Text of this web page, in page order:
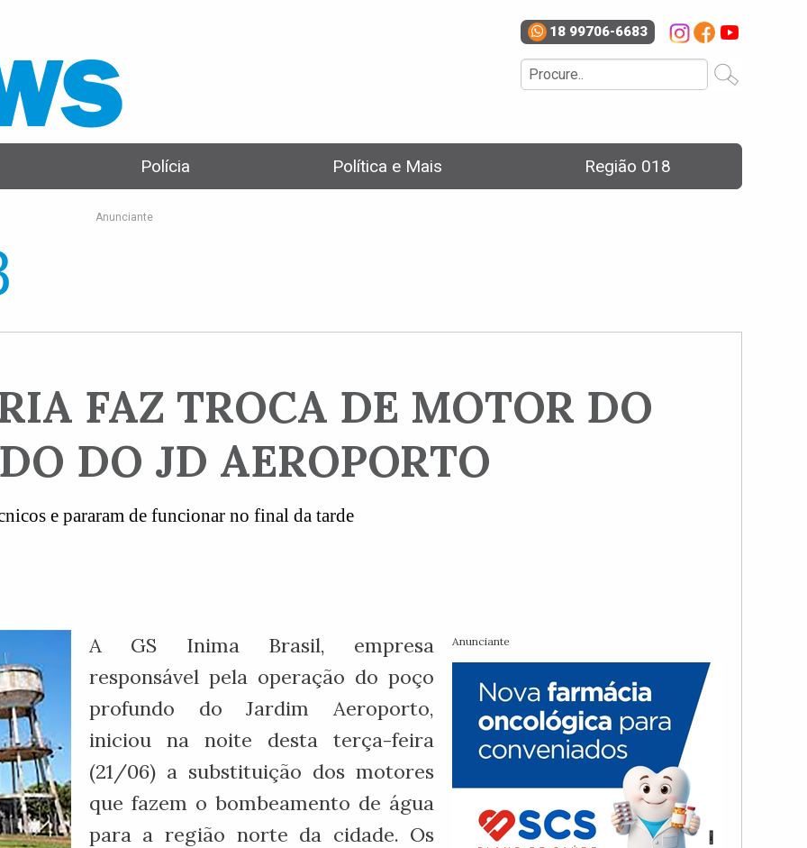
18 99706-6683
Polícia Política e Mais Região 018
Anunciante
FAZ TROCA DE MOTOR DO
DO JD AEROPORTO
e pararam de funcionar no final da tarde
Anunciante
A GS Inima Brasil, empresa
responsável pela operação do poço
profundo do Jardim Aeroporto,
iniciou na noite desta terça-feira
(21/06) a substituição dos motores
que fazem o bombeamento de água
para a região norte da cidade. Os